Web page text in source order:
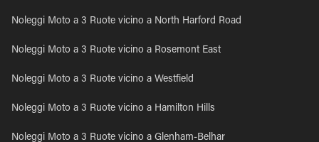
Noleggi Moto a 3 Ruote vicino a North Harford Road
Noleggi Moto a 3 Ruote vicino a Rosemont East
Noleggi Moto a 3 Ruote vicino a Westfield
Noleggi Moto a 3 Ruote vicino a Hamilton Hills
Noleggi Moto a 3 Ruote vicino a Glenham-Belhar